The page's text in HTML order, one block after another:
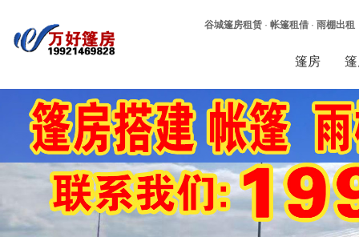
谷城篷房租赁· 帐篷租借· 雨棚出租
篷房